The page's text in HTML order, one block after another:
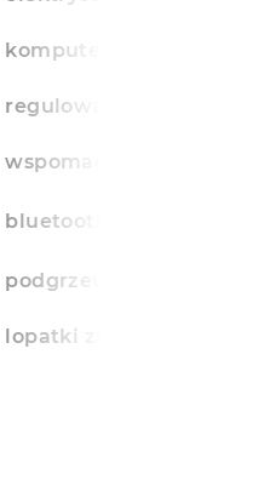
komputer pokladowy
regulowana kierownica
wspomaganie kierownicy
bluetooth
podgrzewana tylna szyba
lopatki zmiany biegow